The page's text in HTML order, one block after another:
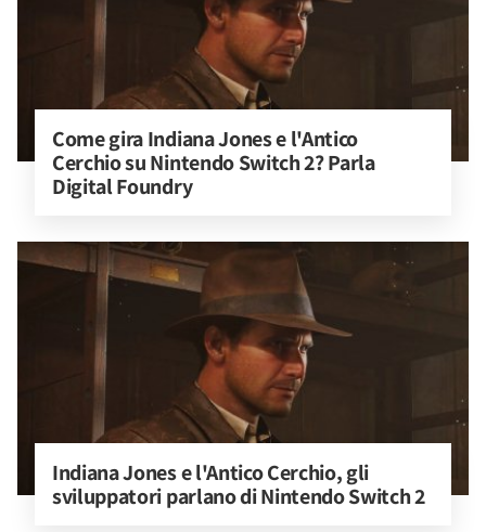
Come gira Indiana Jones e l'Antico
Cerchio su Nintendo Switch 2? Parla
Digital Foundry
Indiana Jones e l'Antico Cerchio, gli
sviluppatori parlano di Nintendo Switch 2